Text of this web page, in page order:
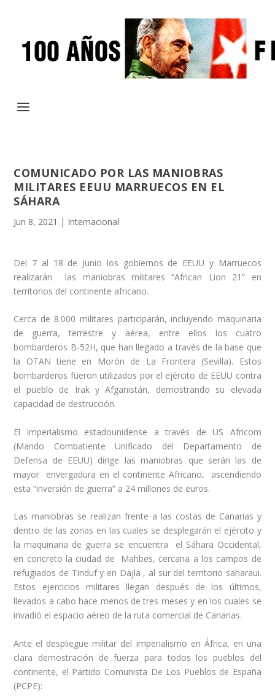
COMUNICADO POR LAS MANIOBRAS
MILITARES EEUU MARRUECOS EN EL
SÁHARA
Jun 8, 2021 | Internacional
Del 7 al 18 de Junio los gobiernos de EEUU y Marruecos
realizarán las maniobras militares “African Lion 21” en
territorios del continente africano.
Cerca de 8.000 militares participarán, incluyendo maquinaria
de guerra, terrestre y aérea, entre ellos los cuatro
bombarderos B-52H, que han llegado a través de la base que
la OTAN tiene en Morón de La Frontera (Sevilla). Estos
bombarderos fueron utilizados por el ejército de EEUU contra
el pueblo de Irak y Afganistán, demostrando su elevada
capacidad de destrucción.
El imperialismo estadounidense a través de US Africom
(Mando Combatiente Unificado del Departamento de
Defensa de EEUU) dirige las maniobras que serán las de
mayor envergadura en el continente Africano, ascendiendo
esta “inversión de guerra” a 24 millones de euros.
Las maniobras se realizan frente a las costas de Canarias y
dentro de las zonas en las cuales se desplegarán el ejército y
la maquinaria de guerra se encuentra el Sáhara Occidental,
en concreto la ciudad de Mahbes, cercana a los campos de
refugiados de Tinduf y en Dajla , al sur del territorio saharaui.
Estos ejercicios militares llegan después de los últimos,
llevados a cabo hace menos de tres meses y en los cuales se
invadió el espacio aéreo de la ruta comercial de Canarias.
Ante el despliegue militar del imperialismo en África, en una
clara demostración de fuerza para todos los pueblos del
continente, el Partido Comunista De Los Pueblos de España
(PCPE):